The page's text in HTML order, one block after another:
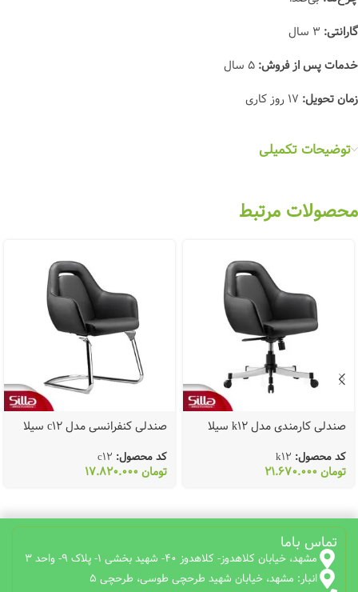
گارانتی:
خدمات پس از فروش:
زمان تحویل:
توضیحات تکمیلی
محصولات مرتبط
صندلی کارمندی مدل k12 سیلا
کد محصول: k12
تومان
صندلی کنفرانسی مدل c12 سیلا
کد محصول: c12
تومان
تماس باما
مشهد، خیابان کلاهدوز- کلاهدوز 40- شهید بخشی 1- پلاک 9- واحد 3
انبار: مشهد، خیابان شهید طرحچی طوسی، طرحچی 5